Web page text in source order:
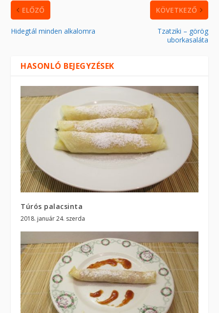
ELŐZŐ
Hidegtál minden alkalomra
KÖVETKEZŐ
Tzatziki – görög
uborkasaláta
HASONLÓ BEJEGYZÉSEK
Túrós palacsinta
2018. január 24. szerda